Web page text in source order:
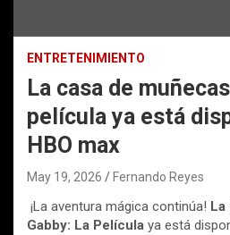
ENTRETENIMIENTO
La casa de
película ya está
HBO max
May 19, 2026 Fernando Reyes
¡La aventura mágica continúa! La
Gabby: La Película ya está